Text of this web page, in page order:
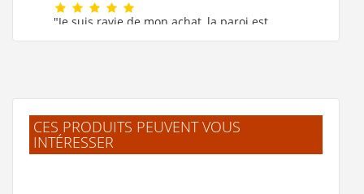
"Je suis ravie de mon achat, la paroi est
formidable."
"ok!!!! merci beaucoup."
CES PRODUITS PEUVENT VOUS
INTÉRESSER